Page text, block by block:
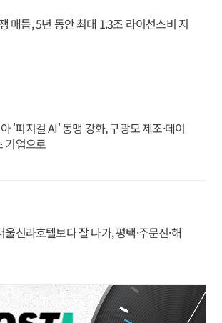
매듭, 5년 동안 최대 1.3조 라이선스비 지
'피지컬 AI' 동맹 강화, 구광모 제조·데이
기업으로
신라호텔보다 잘 나가, 평택·주문진·해